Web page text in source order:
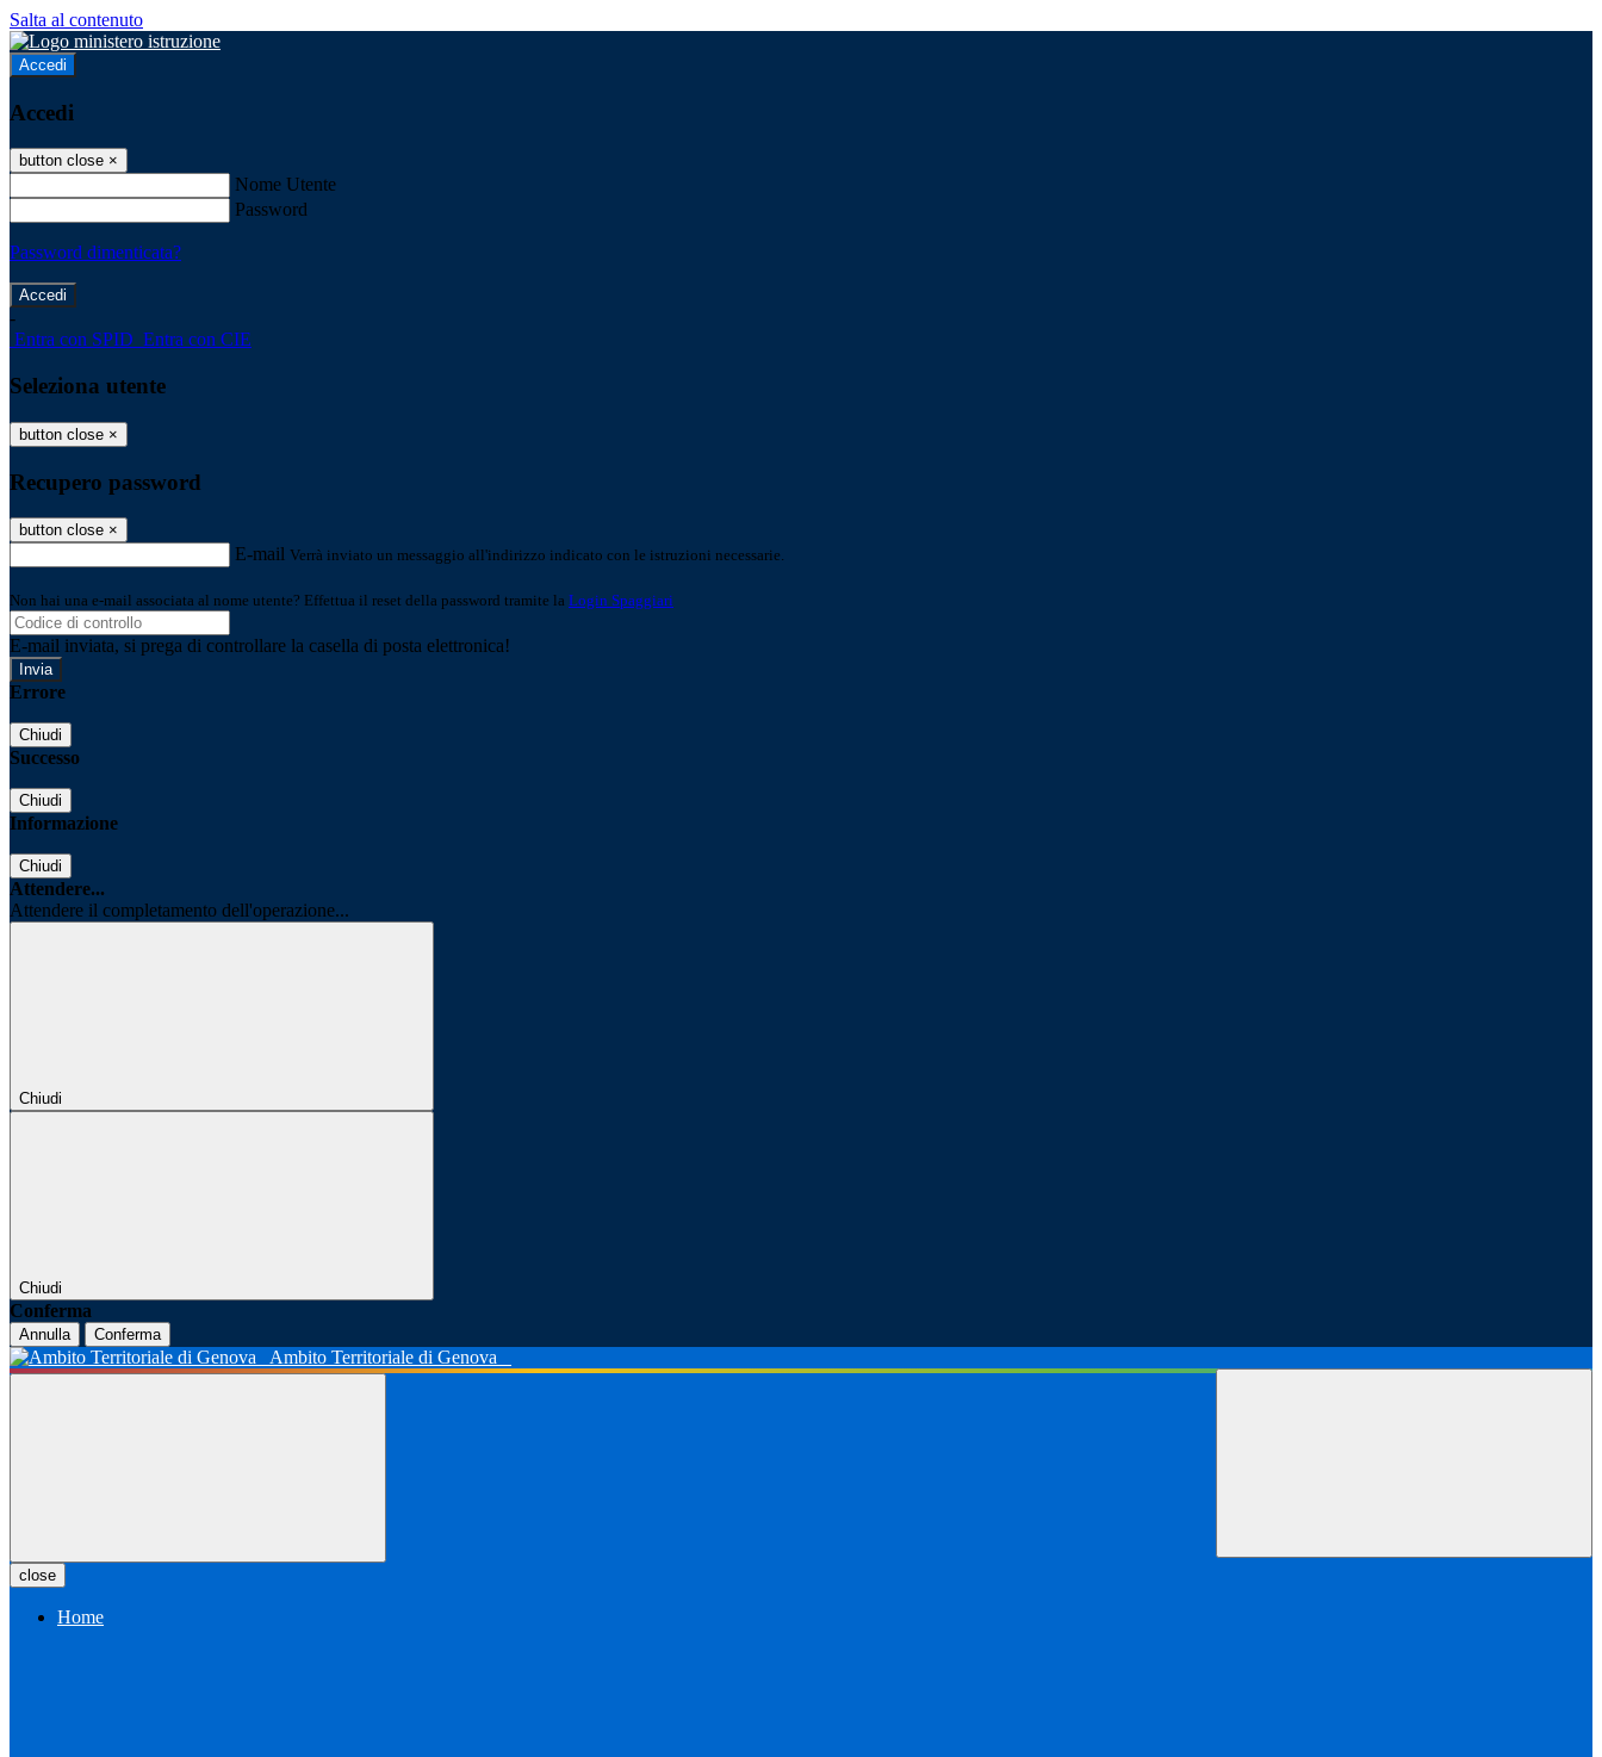
Salta al contenuto
Accedi
Accedi
button close ×
Nome Utente
Password
Password dimenticata?
-
Entra con SPID Entra con CIE
Seleziona utente
button close ×
Recupero password
button close ×
E-mail Verrà inviato un messaggio all'indirizzo indicato con le istruzioni necessarie.
Non hai una e-mail associata al nome utente? Effettua il reset della password tramite la Login Spaggiari
E-mail inviata, si prega di controllare la casella di posta elettronica!
Errore
Chiudi
Successo
Chiudi
Informazione
Chiudi
Attendere...
Attendere il completamento dell'operazione...
Chiudi
Chiudi
Conferma
Annulla Conferma
Ambito Territoriale di Genova
close
Home